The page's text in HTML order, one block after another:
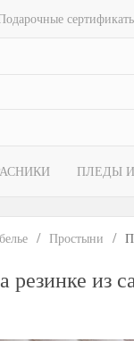
ПЛЕДЫ
Простыни
резинке из